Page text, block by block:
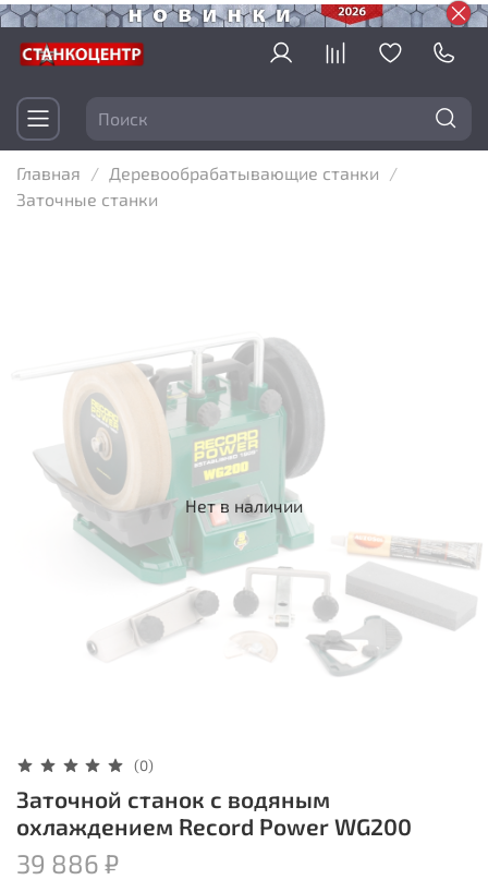
Главная
Деревообрабатывающие станки
Заточные станки
Нет в наличии
(0)
Заточной станок с водяным
охлаждением Record Power WG200
39 886 ₽